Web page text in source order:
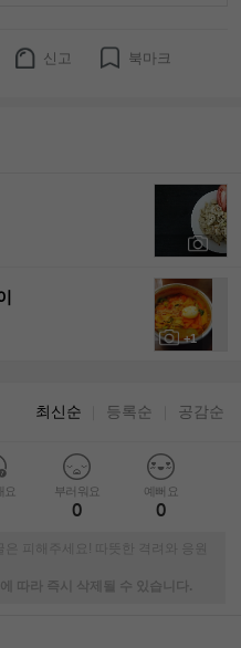
신고 북마크
+1
최신순 등록순 공감순
요 부러워요
0
예뻐요
0
피해주세요! 따뜻한 격려와 응원
따라 즉시 삭제될 수 있습니다.